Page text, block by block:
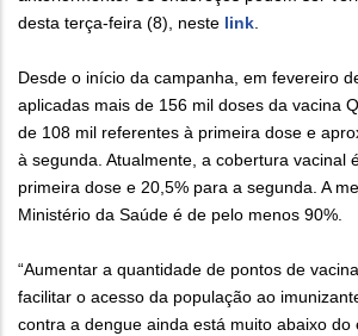
desta terça-feira (8), neste link.
Desde o início da campanha, em fevereiro
aplicadas mais de 156 mil doses da vacina
de 108 mil referentes à primeira dose e
à segunda. Atualmente, a cobertura vacinal
primeira dose e 20,5% para a segunda. A
Ministério da Saúde é de pelo menos 90%.
“Aumentar a quantidade de pontos de
facilitar o acesso da população ao
contra a dengue ainda está muito abaixo do